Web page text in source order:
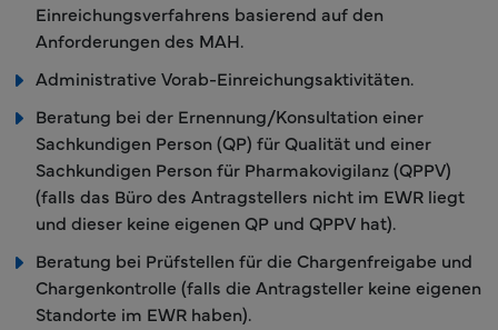
Einreichungsverfahrens basierend auf den
Anforderungen des MAH.
Administrative Vorab-Einreichungsaktivitäten.
Beratung bei der Ernennung/Konsultation einer
Sachkundigen Person (QP) für Qualität und einer
Sachkundigen Person für Pharmakovigilanz (QPPV)
(falls das Büro des Antragstellers nicht im EWR liegt
und dieser keine eigenen QP und QPPV hat).
Beratung bei Prüfstellen für die Chargenfreigabe und
Chargenkontrolle (falls die Antragsteller keine eigenen
Standorte im EWR haben).